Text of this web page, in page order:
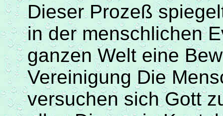
DieserProzeß
in der menschlichen
ganzen Welt eine
Vereinigung Die
versuchen sich Gott